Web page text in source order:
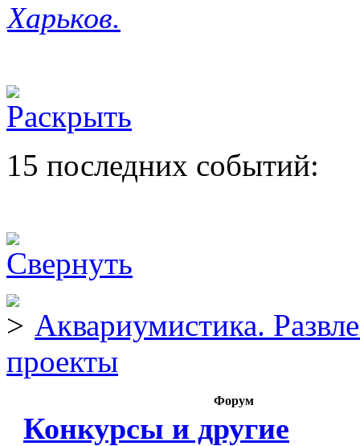
Харьков.
15 последних событий:
Аквариумистика.
проекты
Форум
Конкурсы и другие